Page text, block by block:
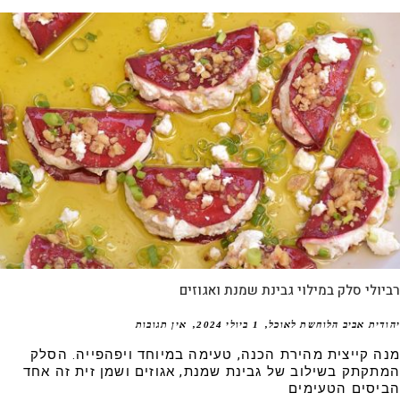
סלק במילוי גבינת שמנת ואגוזים
אביב הלוחשת לאוכל 1 ביולי 2024 אין תגובות
קייצית מהירת הכנה, טעימה במיוחד ויפהפייה. הסלק
בשילוב של גבינת שמנת, אגוזים ושמן זית זה אחד
הטעימים